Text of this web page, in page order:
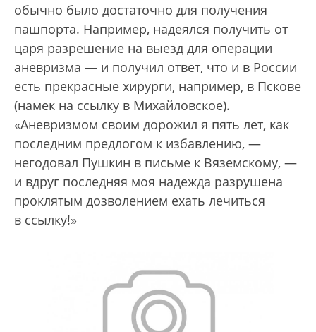
обычно было достаточно для получения
пашпорта. Например, надеялся получить от
царя разрешение на выезд для операции
аневризма — и получил ответ, что и в России
есть прекрасные хирурги, например, в Пскове
(намек на ссылку в Михайловское).
«Аневризмом своим дорожил я пять лет, как
последним предлогом к избавлению, —
негодовал Пушкин в письме к Вяземскому, —
и вдруг последняя моя надежда разрушена
проклятым дозволением ехать лечиться
в ссылку!»